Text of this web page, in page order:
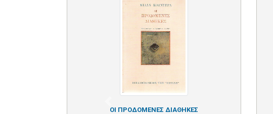
ΟΙ ΠΡΟΔΟΜΕΝΕΣ ΔΙΑΘΗΚΕΣ
Previous